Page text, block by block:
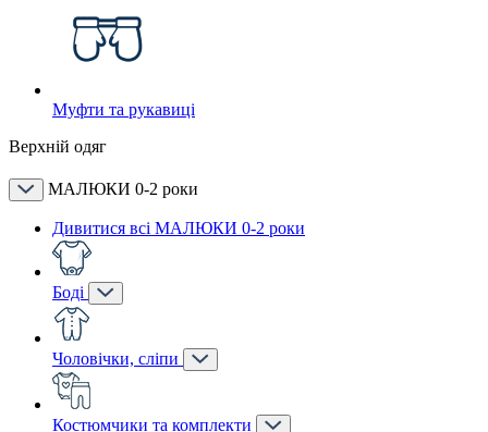
Муфти та рукавиці
Верхній одяг
МАЛЮКИ 0-2 роки
Дивитися всі МАЛЮКИ 0-2 роки
Боді
Чоловічки, сліпи
Костюмчики та комплекти